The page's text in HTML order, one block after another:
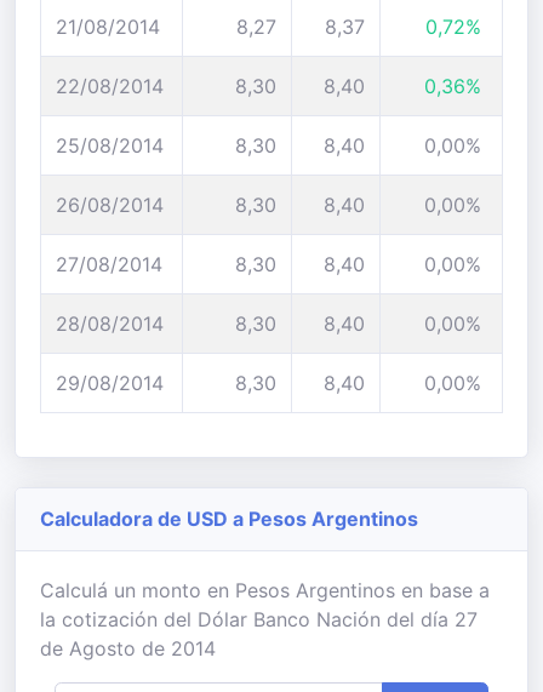
21/08/2014 8,27 8,37 0,72%
22/08/2014 8,30 8,40 0,36%
25/08/2014 8,30 8,40 0,00%
26/08/2014 8,30 8,40 0,00%
27/08/2014 8,30 8,40 0,00%
28/08/2014 8,30 8,40 0,00%
29/08/2014 8,30 8,40 0,00%
Calculadora de USD a Pesos Argentinos
Calculá un monto en Pesos Argentinos en base a
la cotización del Dólar Banco Nación del día 27
de Agosto de 2014